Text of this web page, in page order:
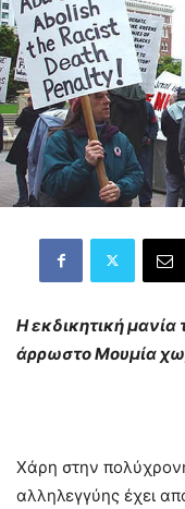
Η εκδικητική
άρρωστο Μουμία
Χάρη στην
αλληλεγγύης έχει